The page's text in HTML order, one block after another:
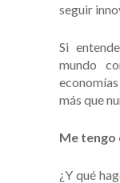
seguir
Si
mundo
más que
Me tengo
¿Y qué